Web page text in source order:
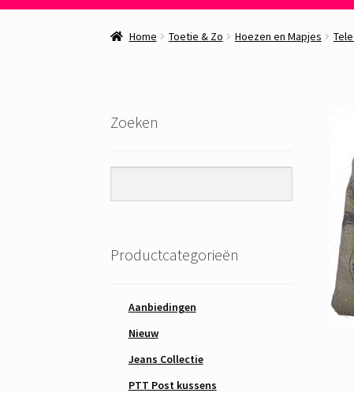
Home Toetie & Zo Hoezen en Mapjes
Zoeken
Productcategorieën
Aanbiedingen
Nieuw
Jeans Collectie
PTT Post kussens